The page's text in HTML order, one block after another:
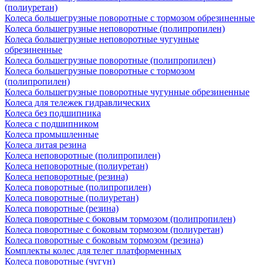
(полиуретан)
Колеса большегрузные поворотные с тормозом обрезиненные
Колеса большегрузные неповоротные (полипропилен)
Колеса большегрузные неповоротные чугунные
обрезиненные
Колеса большегрузные поворотные (полипропилен)
Колеса большегрузные поворотные с тормозом
(полипропилен)
Колеса большегрузные поворотные чугунные обрезиненные
Колеса для тележек гидравлических
Колеса без подшипника
Колеса с подшипником
Колеса промышленные
Колеса литая резина
Колеса неповоротные (полипропилен)
Колеса неповоротные (полиуретан)
Колеса неповоротные (резина)
Колеса поворотные (полипропилен)
Колеса поворотные (полиуретан)
Колеса поворотные (резина)
Колеса поворотные c боковым тормозом (полипропилен)
Колеса поворотные c боковым тормозом (полиуретан)
Колеса поворотные c боковым тормозом (резина)
Комплекты колес для телег платформенных
Колеса поворотные (чугун)